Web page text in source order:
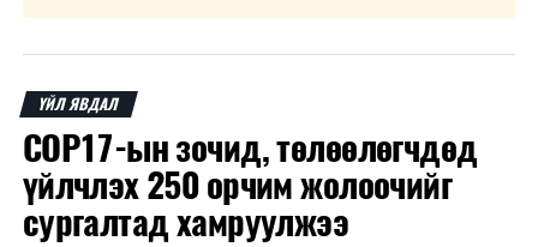
хамгийн их байна вэ
ӨМНӨХ МЭДЭЭ
Авто замын зорчих хэсгийн тагтаршсан цасыг
автогрейдэрээр хусаж, цэвэрлэлээ
ҮЙЛ ЯВДАЛ
COP17-ын зочид, төлөөлөгчдөд
үйлчлэх 250 орчим жолоочийг
сургалтад хамруулжээ